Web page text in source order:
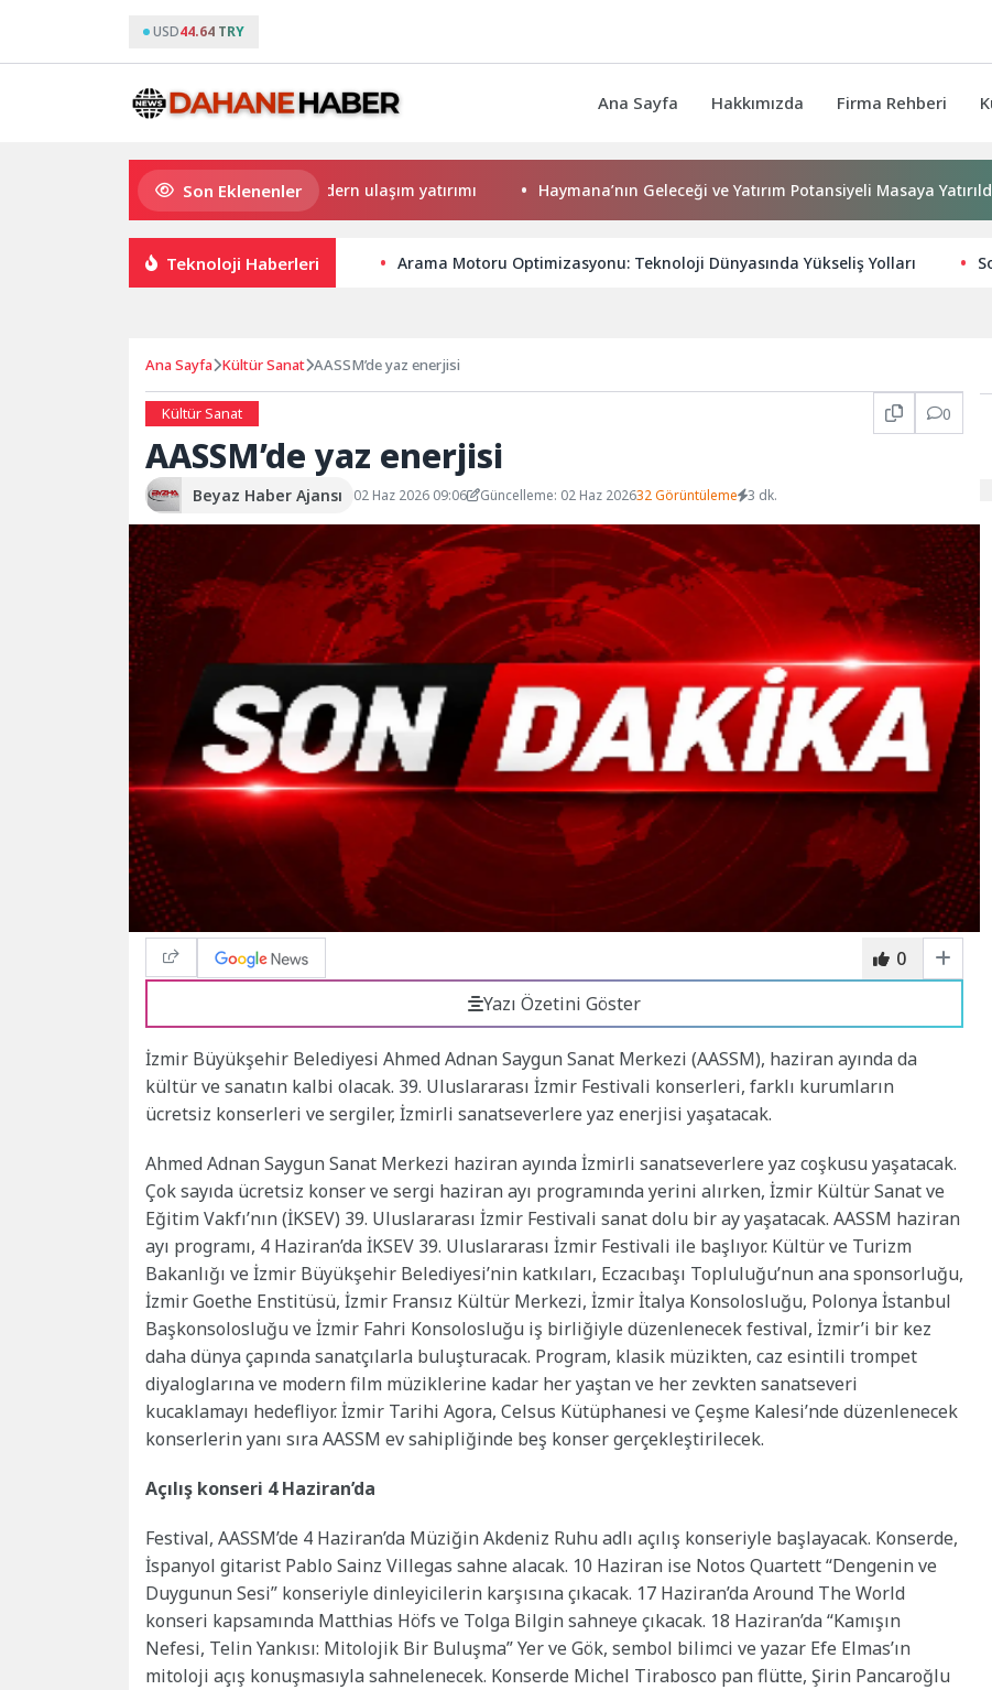
USD44.64 TRY
Ana Sayfa Hakkımızda Firma Rehberi
Son Eklenenler
Büyükşehir’den Darıca’ya modern ulaşım yatırımı Haymana’nın Geleceği ve Yatırım Potansiyeli Masaya Yatırıldı
Teknoloji Haberleri Arama Motoru Optimizasyonu: Teknoloji Dünyasında Yükseliş Yolları
Ana Sayfa Kültür Sanat AASSM’de yaz enerjisi
Kültür Sanat 0
AASSM’de yaz enerjisi
Beyaz Haber Ajansı 02 Haz 2026 09:06 Güncelleme: 02 Haz 202632 Görüntüleme 3 dk.
0
Yazı Özetini Göster
İzmir Büyükşehir Belediyesi Ahmed Adnan Saygun Sanat Merkezi (AASSM), haziran ayında da
kültür ve sanatın kalbi olacak. 39. Uluslararası İzmir Festivali konserleri, farklı kurumların
ücretsiz konserleri ve sergiler, İzmirli sanatseverlere yaz enerjisi yaşatacak.
Ahmed Adnan Saygun Sanat Merkezi haziran ayında İzmirli sanatseverlere yaz coşkusu yaşatacak.
Çok sayıda ücretsiz konser ve sergi haziran ayı programında yerini alırken, İzmir Kültür Sanat ve
Eğitim Vakfı’nın (İKSEV) 39. Uluslararası İzmir Festivali sanat dolu bir ay yaşatacak. AASSM haziran
ayı programı, 4 Haziran’da İKSEV 39. Uluslararası İzmir Festivali ile başlıyor. Kültür ve Turizm
Bakanlığı ve İzmir Büyükşehir Belediyesi’nin katkıları, Eczacıbaşı Topluluğu’nun ana sponsorluğu,
İzmir Goethe Enstitüsü, İzmir Fransız Kültür Merkezi, İzmir İtalya Konsolosluğu, Polonya İstanbul
Başkonsolosluğu ve İzmir Fahri Konsolosluğu iş birliğiyle düzenlenecek festival, İzmir’i bir kez
daha dünya çapında sanatçılarla buluşturacak. Program, klasik müzikten, caz esintili trompet
diyaloglarına ve modern film müziklerine kadar her yaştan ve her zevkten sanatseveri
kucaklamayı hedefliyor. İzmir Tarihi Agora, Celsus Kütüphanesi ve Çeşme Kalesi’nde düzenlenecek
konserlerin yanı sıra AASSM ev sahipliğinde beş konser gerçekleştirilecek.
Açılış konseri 4 Haziran’da
Festival, AASSM’de 4 Haziran’da Müziğin Akdeniz Ruhu adlı açılış konseriyle başlayacak. Konserde,
İspanyol gitarist Pablo Sainz Villegas sahne alacak. 10 Haziran ise Notos Quartett “Dengenin ve
Duygunun Sesi” konseriyle dinleyicilerin karşısına çıkacak. 17 Haziran’da Around The World
konseri kapsamında Matthias Höfs ve Tolga Bilgin sahneye çıkacak. 18 Haziran’da “Kamışın
Nefesi, Telin Yankısı: Mitolojik Bir Buluşma” Yer ve Gök, sembol bilimci ve yazar Efe Elmas’ın
mitoloji açış konuşmasıyla sahnelenecek. Konserde Michel Tirabosco pan flütte, Şirin Pancaroğlu